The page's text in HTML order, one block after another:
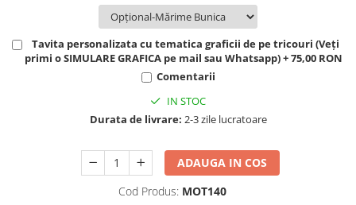
Tavita personalizata cu tematica graficii de pe tricouri (Veți
primi o SIMULARE GRAFICA pe mail sau Whatsapp) + 75,00 RON
Comentarii
IN STOC
Durata de livrare: 2-3 zile lucratoare
ADAUGA IN COS
Cod Produs: MOT140